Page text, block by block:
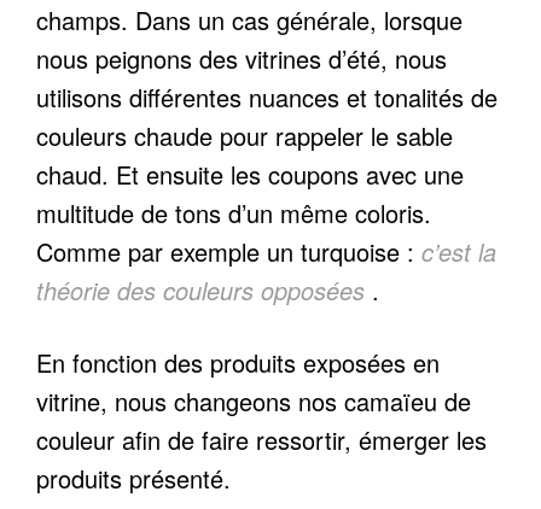
champs. Dans un cas générale, lorsque
nous peignons des vitrines d’été, nous
utilisons différentes nuances et tonalités de
couleurs chaude pour rappeler le sable
chaud. Et ensuite les coupons avec une
multitude de tons d’un même coloris.
Comme par exemple un turquoise : c’est la
théorie des couleurs opposées .
En fonction des produits exposées en
vitrine, nous changeons nos camaïeu de
couleur afin de faire ressortir, émerger les
produits présenté.